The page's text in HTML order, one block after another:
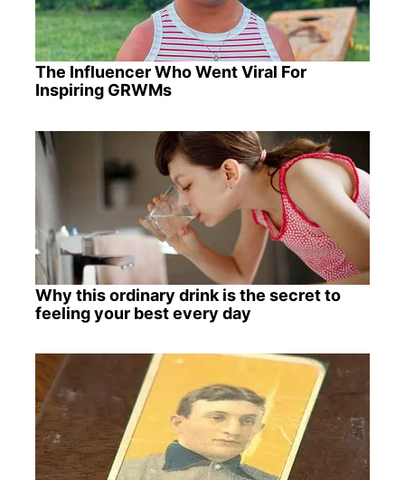
The Influencer Who Went Viral For
Inspiring GRWMs
Why this ordinary drink is the secret to
feeling your best every day